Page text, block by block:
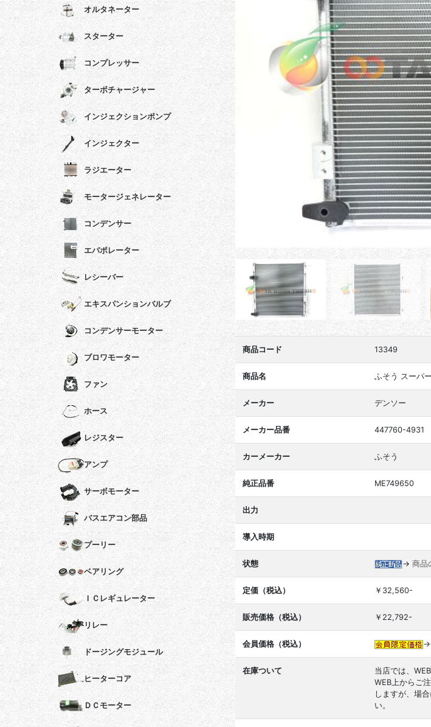
商品コード 13349
商品名 ふそう スーパ
メーカー デンソー
メーカー品番 447760-4931
カーメーカー ふそう
純正品番 ME749650
出力
導入時期
状態 → 商品
定価（税込） ￥32,560-
販売価格（税込） ￥22,792-
会員価格（税込） →
在庫ついて
当店では、
WEB上からご
しますが、場
い。
オルタネーター
スターター
コンプレッサー
ターボチャージャー
インジェクションポンプ
インジェクター
ラジエーター
モータージェネレーター
コンデンサー
エバポレーター
レシーバー
エキスパンションバルブ
コンデンサーモーター
ブロワモーター
ファン
ホース
レジスター
アンプ
サーボモーター
バスエアコン部品
プーリー
ベアリング
ＩＣレギュレーター
リレー
ドージングモジュール
ヒーターコア
ＤＣモーター